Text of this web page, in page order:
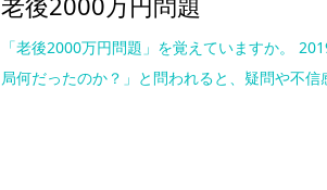
「老後2000万円問題」を覚えていますか。
局何だったのか？」と問われると、疑問や不